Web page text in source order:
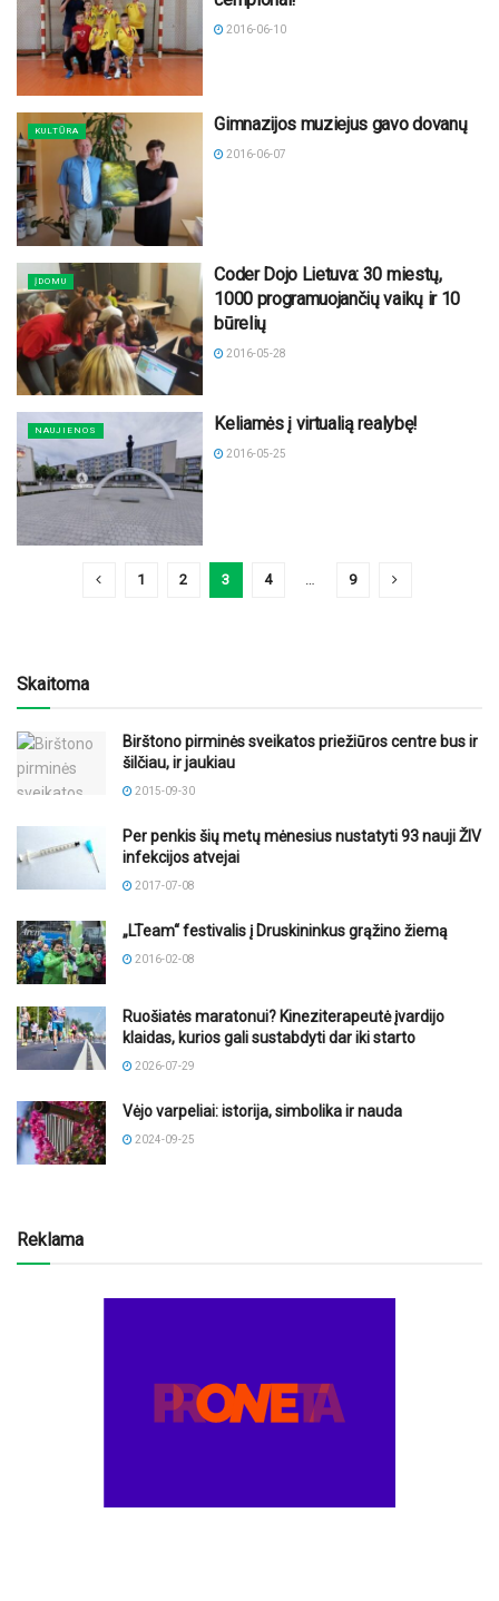
2016-06-10
KULTŪRA Gimnazijos muziejus gavo dovanų
2016-06-07
ĮDOMU
Coder Dojo Lietuva: 30 miestų,
1000 programuojančių vaikų ir 10
būrelių
2016-05-28
NAUJIENOS Keliamės į virtualią realybę!
2016-05-25
1 2 3 4 9
Skaitoma
Birštono pirminės sveikatos priežiūros centre bus ir
šilčiau, ir jaukiau
2015-09-30
Per penkis šių metų mėnesius nustatyti 93 nauji ŽIV
infekcijos atvejai
2017-07-08
„LTeam“ festivalis į Druskininkus grąžino žiemą
2016-02-08
Ruošiatės maratonui? Kineziterapeutė įvardijo
klaidas, kurios gali sustabdyti dar iki starto
2026-07-29
Vėjo varpeliai: istorija, simbolika ir nauda
2024-09-25
Reklama